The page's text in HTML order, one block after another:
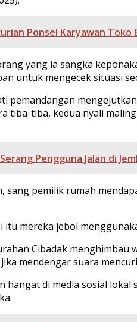
Ponsel Karyawan
yang ia sangka
untuk mengecek situasi
pemandangan
tiba-tiba, kedua nyali
Pengguna Jalan di
sang pemilik rumah
itu mereka jebol
Cibadak
mendengar suara
hangat di media sosial